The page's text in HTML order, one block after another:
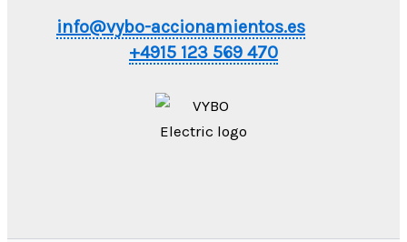
info@vybo-accionamientos.es
+4915 123 569 470